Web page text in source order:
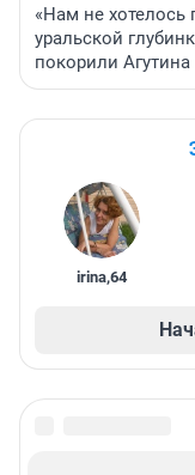
«Нам не хотелось
уральской
покорили Агутина
irina,64